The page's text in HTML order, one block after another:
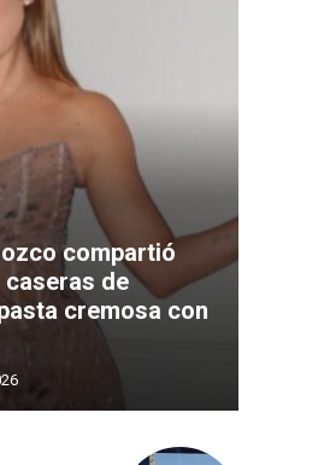
compartió
de
cremosa con